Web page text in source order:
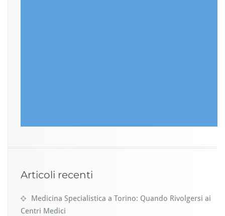
Articoli recenti
Medicina Specialistica a Torino: Quando Rivolgersi ai
Centri Medici